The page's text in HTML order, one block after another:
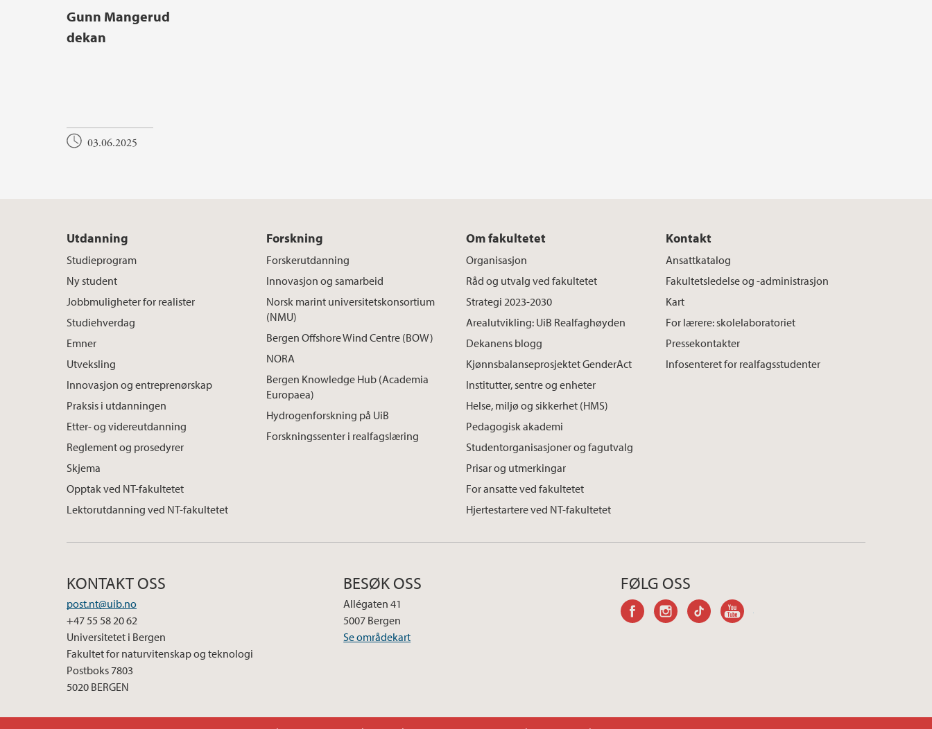
Gunn Mangerud
dekan
03.06.2025
Utdanning
Studieprogram
Ny student
Jobbmuligheter for realister
Studiehverdag
Emner
Utveksling
Innovasjon og entreprenørskap
Praksis i utdanningen
Etter- og videreutdanning
Reglement og prosedyrer
Skjema
Opptak ved NT-fakultetet
Lektorutdanning ved NT-fakultetet
Forskning
Forskerutdanning
Innovasjon og samarbeid
Norsk marint universitetskonsortium
(NMU)
Bergen Offshore Wind Centre (BOW)
NORA
Bergen Knowledge Hub (Academia
Europaea)
Hydrogenforskning på UiB
Forskningssenter i realfagslæring
Om fakultetet
Organisasjon
Råd og utvalg ved fakultetet
Strategi 2023-2030
Arealutvikling: UiB Realfaghøyden
Dekanens blogg
Kjønnsbalanseprosjektet GenderAct
Institutter, sentre og enheter
Helse, miljø og sikkerhet (HMS)
Pedagogisk akademi
Studentorganisasjoner og fagutvalg
Prisar og utmerkingar
For ansatte ved fakultetet
Hjertestartere ved NT-fakultetet
Kontakt
Ansattkatalog
Fakultetsledelse og -administrasjon
Kart
For lærere: skolelaboratoriet
Pressekontakter
Infosenteret for realfagsstudenter
KONTAKT OSS
post.nt@uib.no
+47 55 58 20 62
Universitetet i Bergen
Fakultet for naturvitenskap og teknologi
Postboks 7803
5020 BERGEN
BESØK OSS
Allégaten 41
5007 Bergen
Se områdekart
FØLG OSS
facebookinstagramtiktok